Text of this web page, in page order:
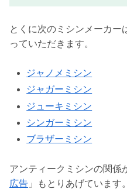
とくに次のミシンメーカー
っていただきます。
ジャノメミシン
ジャガーミシン
ジューキミシン
シンガーミシン
ブラザーミシン
アンティークミシンの関係
広告 」もとりあげています